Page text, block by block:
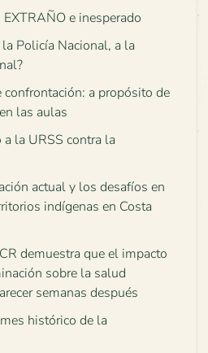
e inesperado
Policía Nacional, a la
confrontación: a propósito de
las aulas
la URSS contra la
actual y los desafíos en
indígenas en Costa
demuestra que el impacto
sobre la salud
semanas después
histórico de la